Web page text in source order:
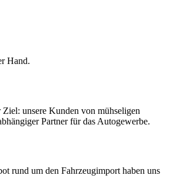
Hand.
unsere Kunden von mühseligen
Partner für das Autogewerbe.
rund um den Fahrzeugimport haben uns